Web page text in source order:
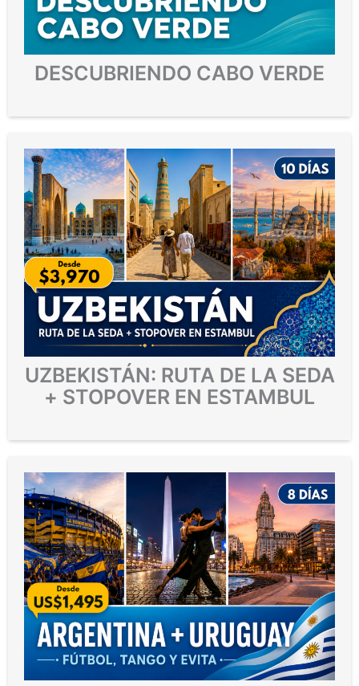
DESCUBRIENDO CABO VERDE
UZBEKISTÁN: RUTA DE LA SEDA
+ STOPOVER EN ESTAMBUL